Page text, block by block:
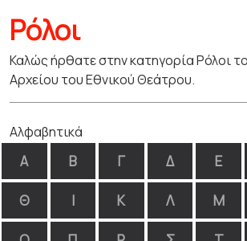
Ρόλοι
Καλώς ήρθατε στην κατηγορία Ρόλοι
Αρχείου του Εθνικού Θεάτρου.
Αλφαβητικά
Α Β Γ Δ Ε
Θ Ι Κ Λ Μ